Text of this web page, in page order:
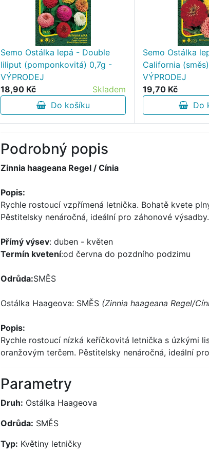
Semo Ostálka lepá - Double
liliput (pomponkovitá) 0,7g -
VÝPRODEJ
18,90 Kč
Skladem
Do košíku
Semo Ostálka
California
VÝPRODEJ
19,70 Kč
Do
Podrobný popis
Zinnia haageana Regel / Cínia
Popis:
Rychle rostoucí vzpřímená letnička. Bohatě kvete
Pěstitelsky nenáročná, ideální pro záhonové výsadby.
Přímý výsev: duben - květen
Termín kvetení:od června do pozdního podzimu
Odrůda:SMĚS
Ostálka Haageova: SMĚS (Zinnia haageana Regel/
Popis:
Rychle rostoucí nízká keříčkovitá letnička s úzkými
oranžovým terčem. Pěstitelsky nenáročná, ideální
Parametry
Druh: Ostálka Haageova
Odrůda: SMĚS
Typ: Květiny letničky